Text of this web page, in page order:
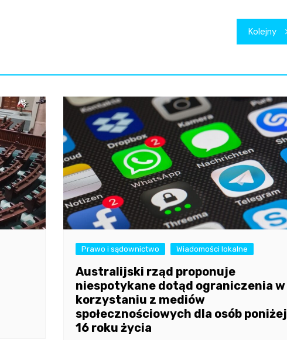
Kolejny
Prawo i sądownictwo Wiadomości lokalne
Australijski rząd proponuje
niespotykane dotąd ograniczenia w
korzystaniu z mediów
społecznościowych dla osób poniżej
16 roku życia